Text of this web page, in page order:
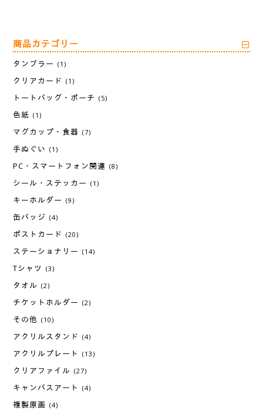
商品カテゴリー
タンブラー (1)
クリアカード (1)
トートバッグ・ポーチ (5)
色紙 (1)
マグカップ・食器 (7)
手ぬぐい (1)
PC・スマートフォン関連 (8)
シール・ステッカー (1)
キーホルダー (9)
缶バッジ (4)
ポストカード (20)
ステーショナリー (14)
Tシャツ (3)
タオル (2)
チケットホルダー (2)
その他 (10)
アクリルスタンド (4)
アクリルプレート (13)
クリアファイル (27)
キャンバスアート (4)
複製原画 (4)